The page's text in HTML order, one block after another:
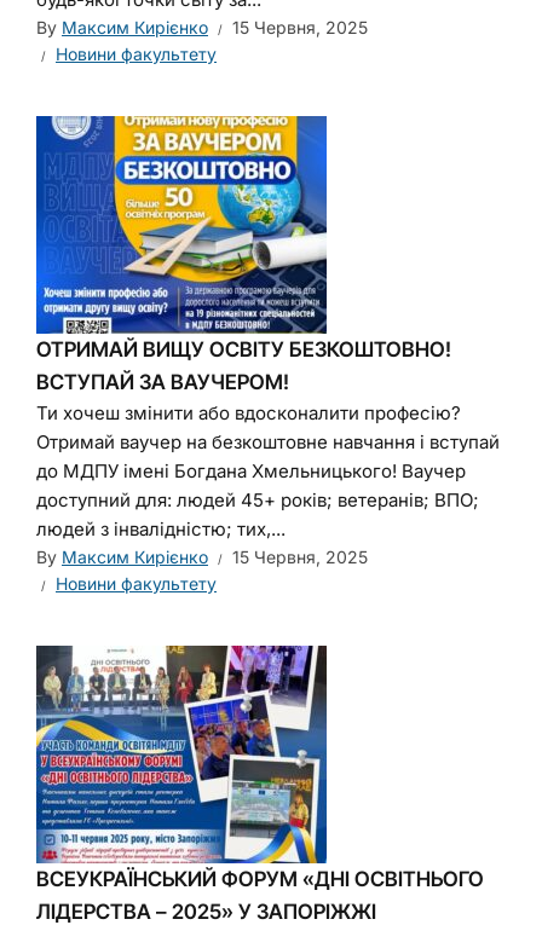
By Максим Кирієнко
15 Червня, 2025
Новини факультету
ОТРИМАЙ ВИЩУ ОСВІТУ БЕЗКОШТОВНО!
ВСТУПАЙ ЗА ВАУЧЕРОМ!
Ти хочеш змінити або вдосконалити професію?
Отримай ваучер на безкоштовне навчання і вступай
до МДПУ імені Богдана Хмельницького! Ваучер
доступний для: людей 45+ років; ветеранів; ВПО;
людей з інвалідністю; тих,...
By Максим Кирієнко
15 Червня, 2025
Новини факультету
ВСЕУКРАЇНСЬКИЙ ФОРУМ «ДНІ ОСВІТНЬОГО
ЛІДЕРСТВА – 2025» У ЗАПОРІЖЖІ